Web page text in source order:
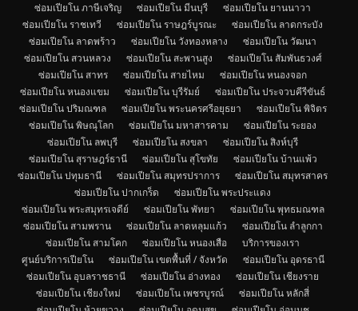
ซ่อมเปียโน ภาษีเจริญ
ซ่อมเปียโน มีนบุรี
ซ่อมเปียโน ยานนาวา
ซ่อมเปียโน ราชเทวี
ซ่อมเปียโน ราษฎร์บูรณะ
ซ่อมเปียโน ลาดกระบัง
ซ่อมเปียโน ลาดพร้าว
ซ่อมเปียโน วังทองหลาง
ซ่อมเปียโน วัฒนา
ซ่อมเปียโน สวนหลวง
ซ่อมเปียโน สะพานสูง
ซ่อมเปียโน สัมพันธวงศ์
ซ่อมเปียโน สาทร
ซ่อมเปียโน สายไหม
ซ่อมเปียโน หนองจอก
ซ่อมเปียโน หนองแขม
ซ่อมเปียโน บุรีรัมย์
ซ่อมเปียโน ประจวบคีรีขันธ์
ซ่อมเปียโน ปริมณฑล
ซ่อมเปียโน พระนครศรีอยุธยา
ซ่อมเปียโน พิจิตร
ซ่อมเปียโน พิษณุโลก
ซ่อมเปียโน มหาสารคาม
ซ่อมเปียโน ระยอง
ซ่อมเปียโน ลพบุรี
ซ่อมเปียโน สงขลา
ซ่อมเปียโน สิงห์บุรี
ซ่อมเปียโน สุราษฎร์ธานี
ซ่อมเปียโน สุโขทัย
ซ่อมเปียโน บ้านแพ้ว
ซ่อมเปียโน ปทุมธานี
ซ่อมเปียโน สมุทรปราการ
ซ่อมเปียโน สมุทรสาคร
ซ่อมเปียโน ปากเกร็ด
ซ่อมเปียโน พระประแดง
ซ่อมเปียโน พระสมุทรเจดีย์
ซ่อมเปียโน พัทยา
ซ่อมเปียโน พุทธมณฑล
ซ่อมเปียโน สามพราน
ซ่อมเปียโน ลาดหลุมแก้ว
ซ่อมเปียโน ลำลูกกา
ซ่อมเปียโน สามโคก
ซ่อมเปียโน หนองเสือ
บริการของเรา
ศูนย์บริการเปียโน
ซ่อมเปียโน เขตพื้นที่ / จังหวัด
ซ่อมเปียโน อุดรธานี
ซ่อมเปียโน อุบลราชธานี
ซ่อมเปียโน อ่างทอง
ซ่อมเปียโน เชียงราย
ซ่อมเปียโน เชียงใหม่
ซ่อมเปียโน เพชรบูรณ์
ซ่อมเปียโน หลักสี่